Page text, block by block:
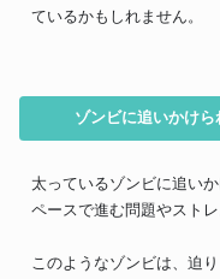
ているかもしれません。
ゾンビに追いかけ
太っているゾンビに追い
ペースで進む問題やスト
このようなゾンビは、迫